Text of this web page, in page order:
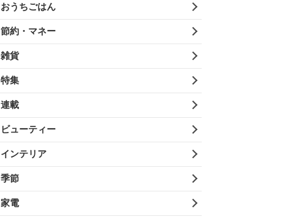
おうちごはん
節約・マネー
雑貨
特集
連載
ビューティー
インテリア
季節
家電